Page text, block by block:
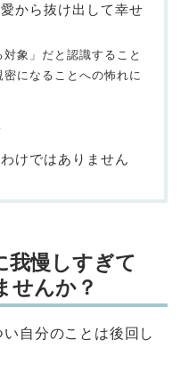
から抜け出して幸せ
象」だと認識すること
になることへの怖れに
けではありません
我慢しすぎて
せんか？
自分のことは後回し